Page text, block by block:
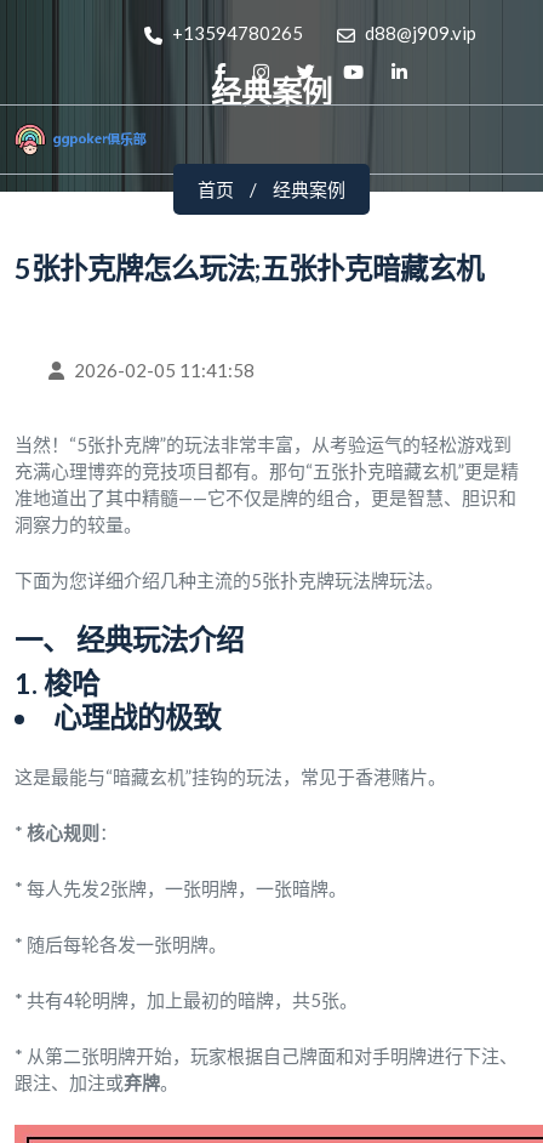
+13594780265 d88@j909.vip
经典案例
首页 经典案例
5张扑克牌怎么玩法;五张扑克暗藏玄机
2026-02-05 11:41:58
当然！“5张扑克牌”的玩法非常丰富，从考验运气的轻松游戏到
充满心理博弈的竞技项目都有。那句“五张扑克暗藏玄机”更是精
准地道出了其中精髓——它不仅是牌的组合，更是智慧、胆识和
洞察力的较量。
下面为您详细介绍几种主流的5张扑克牌玩法牌玩法。
一、 经典玩法介绍
1. 梭哈
心理战的极致
这是最能与“暗藏玄机”挂钩的玩法，常见于香港赌片。
* 核心规则 ：
* 每人先发2张牌，一张明牌，一张暗牌。
* 随后每轮各发一张明牌。
* 共有4轮明牌，加上最初的暗牌，共5张。
* 从第二张明牌开始，玩家根据自己牌面和对手明牌进行下注、
跟注、加注或弃牌。